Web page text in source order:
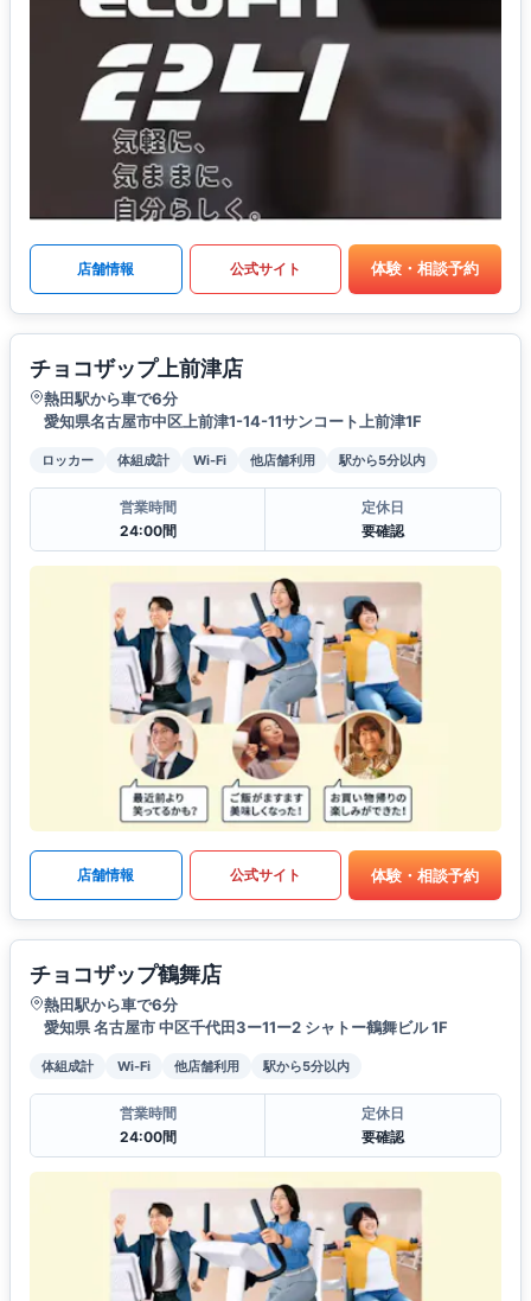
店舗情報 公式サイト 体験・相談予約
チョコザップ上前津店
熱田駅から車で6分
愛知県名古屋市中区上前津1-14-11サンコート上前津1F
ロッカー 体組成計 Wi-Fi 他店舗利用 駅から5分以内
営業時間
24:00間
定休日
要確認
店舗情報 公式サイト 体験・相談予約
チョコザップ鶴舞店
熱田駅から車で6分
愛知県 名古屋市 中区千代田3ー11ー2 シャトー鶴舞ビル 1F
体組成計 Wi-Fi 他店舗利用 駅から5分以内
営業時間
24:00間
定休日
要確認